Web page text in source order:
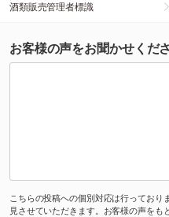
酒類販売管理者標識
お客様の声をお聞かせくだ
こちらの投稿への個別対応は行っており
見させていただきます。お客様の声をも